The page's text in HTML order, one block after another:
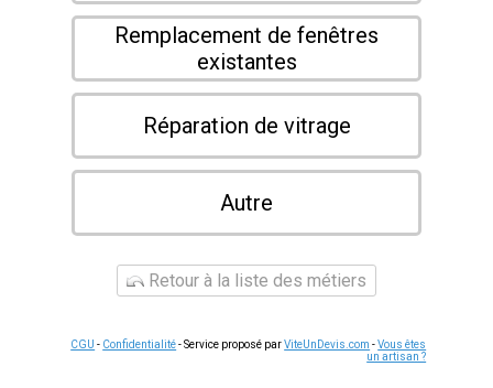
Remplacement de fenêtres
existantes
Réparation de vitrage
Autre
Retour à la liste des métiers
CGU - Confidentialité- Service proposé parViteUnDevis.com -Vous êtes
un artisan ?